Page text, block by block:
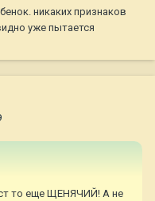
никаких признаков
уже пытается
то еще ЩЕНЯЧИЙ! А не